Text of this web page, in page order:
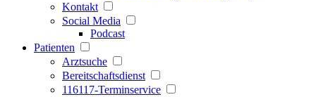
Kontakt
Social Media
Podcast
Patienten
Arztsuche
Bereitschaftsdienst
116117-Terminservice